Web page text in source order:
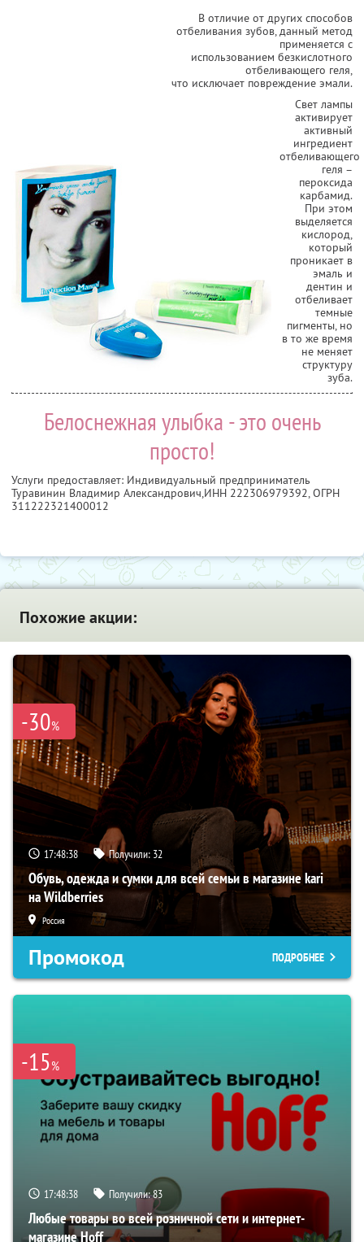
В отличие от других способов
отбеливания зубов, данный метод
применяется с
использованием безкислотного
отбеливающего геля,
что исключает повреждение эмали.
Свет лампы
активирует
активный
ингредиент
отбеливающего
геля –
пероксида
карбамид.
При этом
выделяется
кислород,
который
проникает в
эмаль и
дентин и
отбеливает
темные
пигменты, но
в то же время
не меняет
структуру
зуба.
Белоснежная улыбка - это очень
просто!
Услуги предоставляет: Индивидуальный предприниматель
Туравинин Владимир Александрович,ИНН 222306979392, ОГРН
311222321400012
Похожие акции:
-30%
17:48:37 Получили: 32
Обувь, одежда и сумки для всей семьи в магазине kari
на Wildberries
Россия
Промокод ПОДРОБНЕЕ
-15%
17:48:37 Получили:83
Любые товары во всей розничной сети и интернет-
магазине Hoff